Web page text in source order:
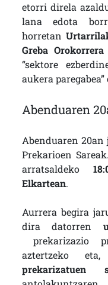
etorri direla
lana edota
horretan
Greba Orokorrera
“sektore
aukera
Abenduaren
Abenduaren
Prekarioen
arratsaldeko
Elkartean.
Aurrera begira
dira datorren
prekarizazio
aztertzeko
prekarizatuen